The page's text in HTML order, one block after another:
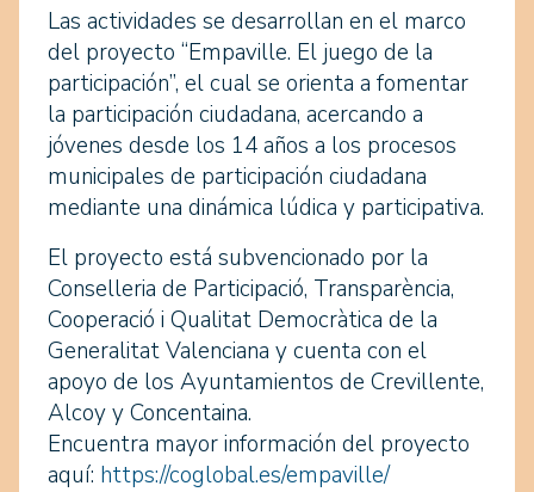
Las actividades se desarrollan en el marco
del proyecto “Empaville. El juego de la
participación”, el cual se orienta a fomentar
la participación ciudadana, acercando a
jóvenes desde los 14 años a los procesos
municipales de participación ciudadana
mediante una dinámica lúdica y participativa.
El proyecto está subvencionado por la
Conselleria de Participació, Transparència,
Cooperació i Qualitat Democràtica de la
Generalitat Valenciana y cuenta con el
apoyo de los Ayuntamientos de Crevillente,
Alcoy y Concentaina.
Encuentra mayor información del proyecto
aquí: https://coglobal.es/empaville/